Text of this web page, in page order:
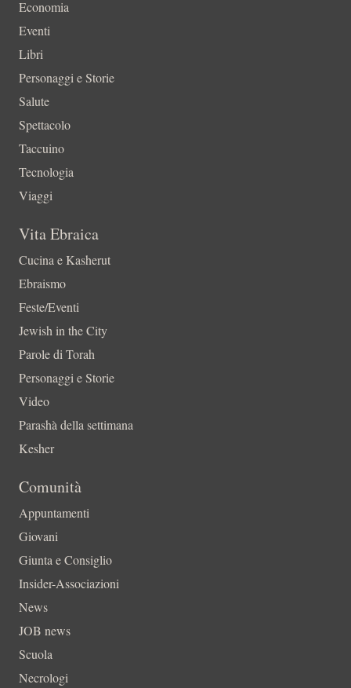
Economia
Eventi
Libri
Personaggi e Storie
Salute
Spettacolo
Taccuino
Tecnologia
Viaggi
Vita Ebraica
Cucina e Kasherut
Ebraismo
Feste/Eventi
Jewish in the City
Parole di Torah
Personaggi e Storie
Video
Parashà della settimana
Kesher
Comunità
Appuntamenti
Giovani
Giunta e Consiglio
Insider-Associazioni
News
JOB news
Scuola
Necrologi